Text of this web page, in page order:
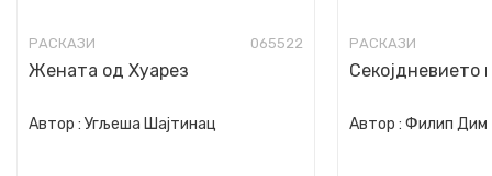
РАСКАЗИ 065522
Жената од Хуарез
Автор : Угљеша Шајтинац
РАСКАЗИ
Секојдневието
Автор : Филип